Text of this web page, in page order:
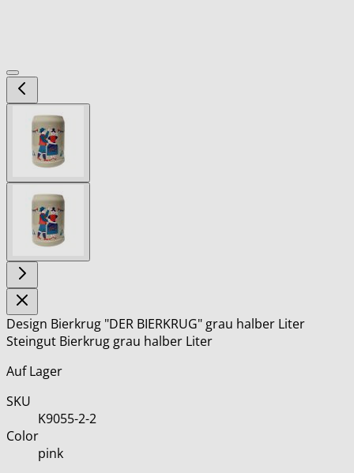
larger
image
larger
image
Design Bierkrug "DER BIERKRUG" grau halber Liter
Steingut Bierkrug grau halber Liter
Auf Lager
SKU
K9055-2-2
Color
pink